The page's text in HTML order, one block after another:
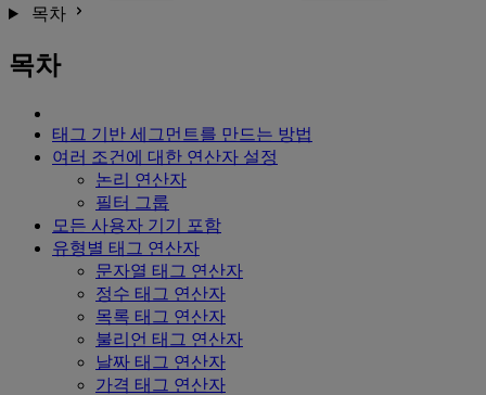
목차
목차
태그 기반 세그먼트를 만드는 방법
여러 조건에 대한 연산자 설정
논리 연산자
필터 그룹
모든 사용자 기기 포함
유형별 태그 연산자
문자열 태그 연산자
정수 태그 연산자
목록 태그 연산자
불리언 태그 연산자
날짜 태그 연산자
가격 태그 연산자